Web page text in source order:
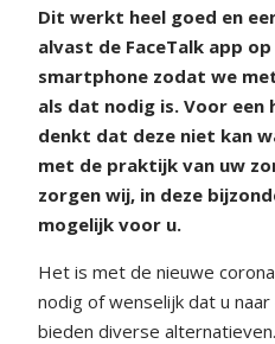
Dit werkt heel goed en
alvast de FaceTalk app
smartphone zodat we
als dat nodig is. Voor een
denkt dat deze niet kan
met de praktijk van uw
zorgen wij, in deze
mogelijk voor u.
Het is met de nieuwe
nodig of wenselijk dat u
bieden diverse